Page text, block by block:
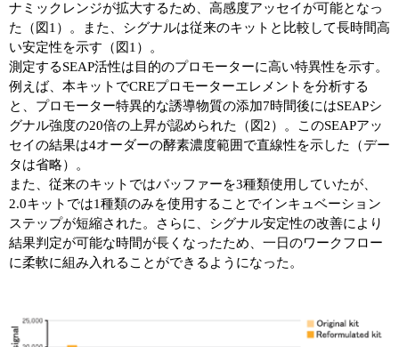
ナミックレンジが拡大するため、高感度アッセイが可能となっ
た（図1）。また、シグナルは従来のキットと比較して長時間高
い安定性を示す（図1）。
測定するSEAP活性は目的のプロモーターに高い特異性を示す。
例えば、本キットでCREプロモーターエレメントを分析する
と、プロモーター特異的な誘導物質の添加7時間後にはSEAPシ
グナル強度の20倍の上昇が認められた（図2）。このSEAPアッ
セイの結果は4オーダーの酵素濃度範囲で直線性を示した（デー
タは省略）。
また、従来のキットではバッファーを3種類使用していたが、
2.0キットでは1種類のみを使用することでインキュベーション
ステップが短縮された。さらに、シグナル安定性の改善により
結果判定が可能な時間が長くなったため、一日のワークフロー
に柔軟に組み入れることができるようになった。